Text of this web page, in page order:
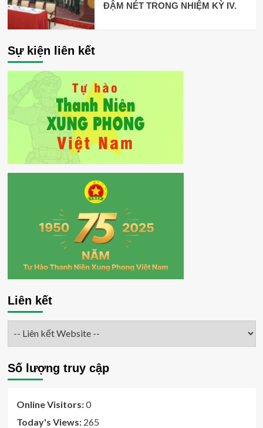
ĐẬM NÉT TRONG NHIỆM KỲ IV.
Sự kiện liên kết
Liên kết
Số lượng truy cập
Online Visitors:0
Today's Views: 265